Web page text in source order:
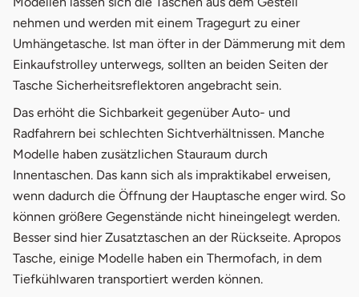
nehmen und werden mit einem Tragegurt zu einer
Umhängetasche. Ist man öfter in der Dämmerung mit dem
Einkaufstrolley unterwegs, sollten an beiden Seiten der
Tasche Sicherheitsreflektoren angebracht sein.
Das erhöht die Sichbarkeit gegenüber Auto- und
Radfahrern bei schlechten Sichtverhältnissen. Manche
Modelle haben zusätzlichen Stauraum durch
Innentaschen. Das kann sich als impraktikabel erweisen,
wenn dadurch die Öffnung der Hauptasche enger wird. So
können größere Gegenstände nicht hineingelegt werden.
Besser sind hier Zusatztaschen an der Rückseite. Apropos
Tasche, einige Modelle haben ein Thermofach, in dem
Tiefkühlwaren transportiert werden können.